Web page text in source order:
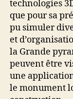
technologies
que pour sa
pu simuler
et
la Grande
peuvent être
une
le monument